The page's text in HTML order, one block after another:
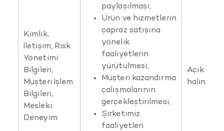
Kimlik,
İletişim, Risk
Yönetimi
Bilgileri,
Müşteri İşlem
Bilgileri,
Mesleki
Deneyim
paylaşılması,
Ürün ve hizmetlerin
çapraz satışına
yönelik
faaliyetlerin
yürütülmesi,
Müşteri kazandırma
çalışmalarının
gerçekleştirilmesi,
Şirketimiz
faaliyetleri
Açık
halinde